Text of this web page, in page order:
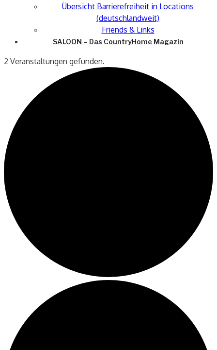
Übersicht Barrierefreiheit in Locations
(deutschlandweit)
Friends & Links
SALOON – Das CountryHome Magazin
2 Veranstaltungen gefunden.